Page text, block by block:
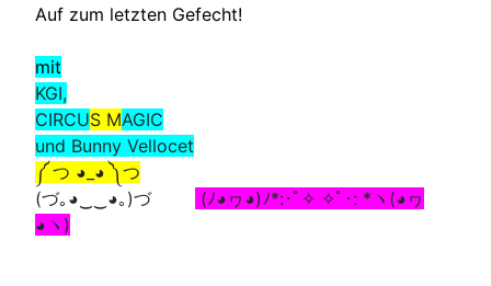
Auf zum letzten Gefecht!
mit
KGI,
CIRCUS MAGIC
und Bunny Vellocet
༼ つ ◕_◕ ༽つ
(づ｡◕‿‿◕｡)づ
(ﾉ◕ヮ◕)ﾉ*:･ﾟ✧ ✧ﾟ･: *ヽ(◕ヮ
◕ヽ)